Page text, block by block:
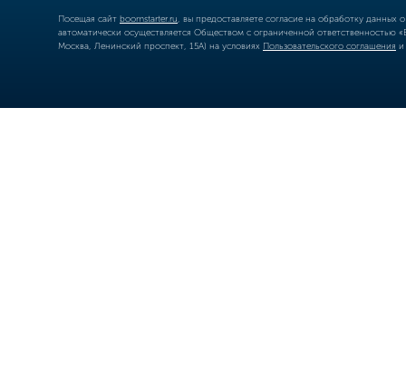
Посещая сайт boomstarter.ru , вы предоставляете согласие на обработку
автоматически осуществляется Обществом с ограниченной
Москва, Ленинский проспект, 15А) на условиях Пользовательского соглашения и